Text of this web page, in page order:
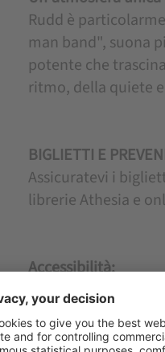
Rudd è
man band", suona
potente che
ritmo, della quiete
BIGLIETTI E
Assicuratevi i
librerie Athesia e
Accessibilità:
L'Area per le feste
livelli sono